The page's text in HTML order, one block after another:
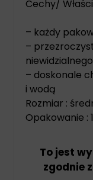
Cechy/
– każdy
–
– doskonale
i wodą
Rozmiar :
Opakowanie :
To jest
zgodnie